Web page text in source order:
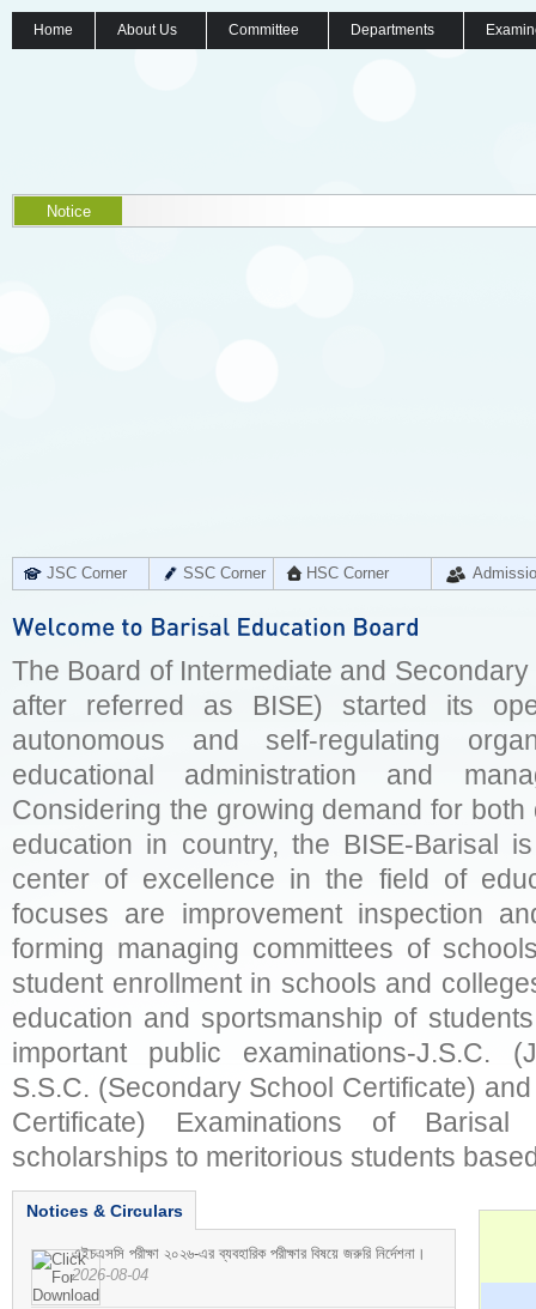
Home About Us Committee Departments
Notice
JSC Corner SSC Corner HSC Corner
The Board of Intermediate and
after referred as BISE) started its
autonomous and self-regulating
educational administration and
Considering the growing demand for
education in country, the BISE-Barisal
center of excellence in the field of
focuses are improvement inspection
forming managing committees of
student enrollment in schools and
education and sportsmanship of
important public examinations-J.S.C.
S.S.C. (Secondary School Certificate)
Certificate) Examinations of
scholarships to meritorious students
Notices & Circulars
এইচএসসি পরীক্ষা ২০২৬-এর ব্যবহারিক পরীক্ষার বিষয়ে জরুরি নির্দেশনা।
2026-08-04